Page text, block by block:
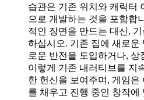
습관은 기존 위치와 캐릭터
으로 개발하는 것을 포함합
적인 장면을 만드는 대신,
하십시오. 기존 집에 새로운
로운 반전을 도입하거나,
이렇게 기존 내러티브를 지
한 헌신을 보여주며, 게임은
를 채우고 진행 중인 창작